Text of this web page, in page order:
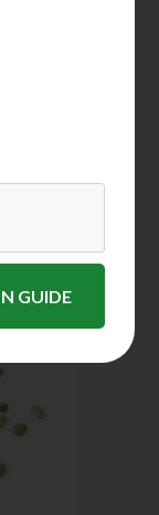
pour
GUIDE